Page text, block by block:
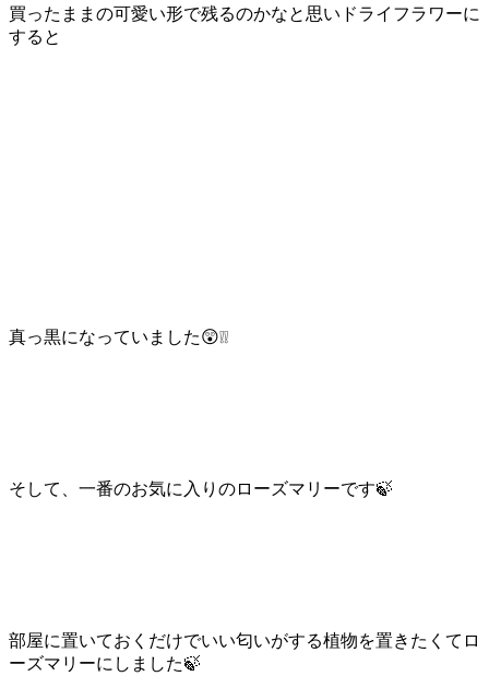
買ったままの可愛い形で残るのかなと思いドライフラワーに
すると
真っ黒になっていました😲❕❕
そして、一番のお気に入りのローズマリーです🍃
部屋に置いておくだけでいい匂いがする植物を置きたくてロ
ーズマリーにしました🍃